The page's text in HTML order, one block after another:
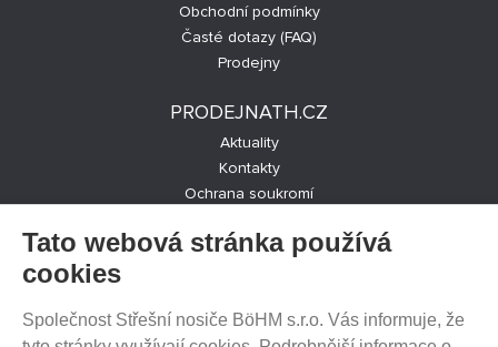
Obchodní podmínky
Časté dotazy (FAQ)
Prodejny
PRODEJNATH.CZ
Aktuality
Kontakty
Ochrana soukromí
SLEDUJTE NÁS NA SOCIÁLNÍCH SÍTÍCH
Tato webová stránka používá
cookies
Společnost Střešní nosiče BöHM s.r.o. Vás informuje, že